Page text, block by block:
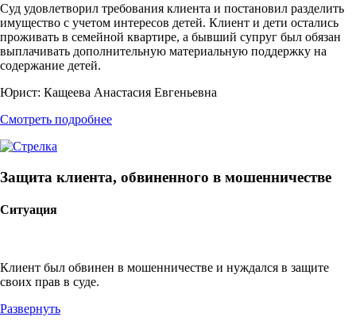
Суд удовлетворил требования клиента и постановил разделить
имущество с учетом интересов детей. Клиент и дети остались
проживать в семейной квартире, а бывший супруг был обязан
выплачивать дополнительную материальную поддержку на
содержание детей.
Юрист: Кащеева Анастасия Евгеньевна
Смотреть подробнее
Защита клиента, обвиненного в мошенничестве
Ситуация
Клиент был обвинен в мошенничестве и нуждался в защите
своих прав в суде.
Развернуть